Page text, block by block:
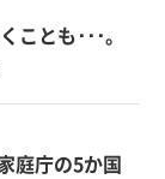
ことも･･･。
庭庁の5か国